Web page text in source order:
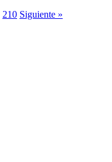
210 Siguiente »